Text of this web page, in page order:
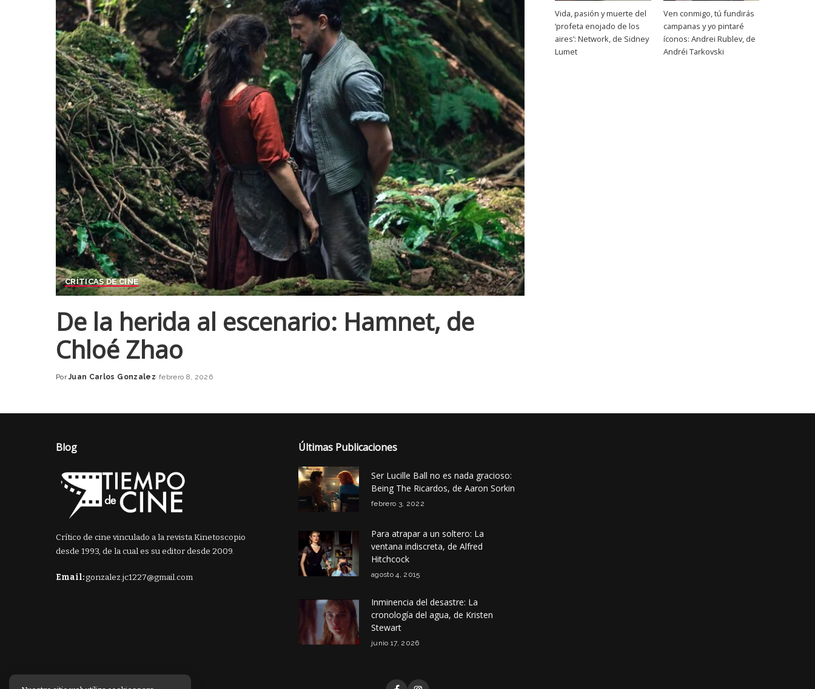
CRÍTICAS DE CINE
De la herida al escenario: Hamnet, de
Chloé Zhao
Posted
Por Juan Carlos Gonzalez febrero 8, 2026
Vida, pasión y muerte del
‘profeta enojado de los
aires’: Network, de Sidney
Lumet
Ven conmigo, tú fundirás
campanas y yo pintaré
íconos: Andrei Rublev, de
Andréi Tarkovski
Blog
Crítico de cine vinculado a la revista Kinetoscopio
desde 1993, de la cual es su editor desde 2009.
Email:gonzalez.jc1227@gmail.com
Últimas Publicaciones
Ser Lucille Ball no es nada gracioso:
Being The Ricardos, de Aaron Sorkin
febrero 3, 2022
Para atrapar a un soltero: La
ventana indiscreta, de Alfred
Hitchcock
agosto 4, 2015
Inminencia del desastre: La
cronología del agua, de Kristen
Stewart
junio 17, 2026